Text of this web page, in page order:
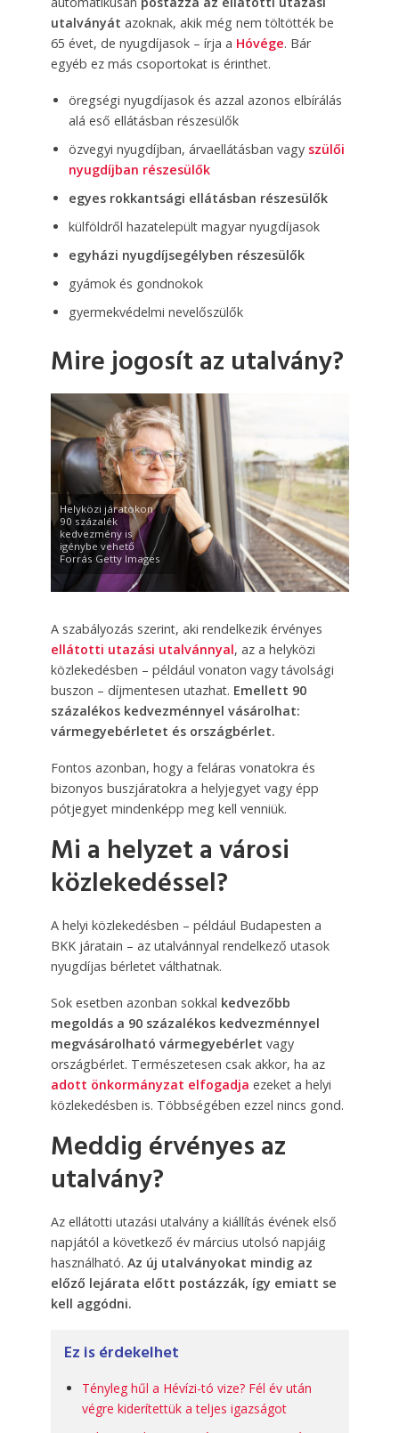
utalványát azoknak, akik még nem töltötték be
65 évet, de nyugdíjasok – írja a Hóvége. Bár
egyéb ez más csoportokat is érinthet.
öregségi nyugdíjasok és azzal azonos elbírálás
alá eső ellátásban részesülők
özvegyi nyugdíjban, árvaellátásban vagy szülői
nyugdíjban részesülők
egyes rokkantsági ellátásban részesülők
külföldről hazatelepült magyar nyugdíjasok
egyházi nyugdíjsegélyben részesülők
gyámok és gondnokok
gyermekvédelmi nevelőszülők
Mire jogosít az utalvány?
Helyközi járatokon
90 százalék
kedvezmény is
igénybe vehető
Forrás Getty Images
A szabályozás szerint, aki rendelkezik érvényes
ellátotti utazási utalvánnyal, az a helyközi
közlekedésben – például vonaton vagy távolsági
buszon – díjmentesen utazhat. Emellett 90
százalékos kedvezménnyel vásárolhat:
vármegyebérletet és országbérlet.
Fontos azonban, hogy a feláras vonatokra és
bizonyos buszjáratokra a helyjegyet vagy épp
pótjegyet mindenképp meg kell venniük.
Mi a helyzet a városi
közlekedéssel?
A helyi közlekedésben – például Budapesten a
BKK járatain – az utalvánnyal rendelkező utasok
nyugdíjas bérletet válthatnak.
Sok esetben azonban sokkal kedvezőbb
megoldás a 90 százalékos kedvezménnyel
megvásárolható vármegyebérlet vagy
országbérlet. Természetesen csak akkor, ha az
adott önkormányzat elfogadja ezeket a helyi
közlekedésben is. Többségében ezzel nincs gond.
Meddig érvényes az
utalvány?
Az ellátotti utazási utalvány a kiállítás évének első
napjától a következő év március utolsó napjáig
használható. Az új utalványokat mindig az
előző lejárata előtt postázzák, így emiatt se
kell aggódni.
Ez is érdekelhet
Tényleg hűl a Hévízi-tó vize? Fél év után
végre kiderítettük a teljes igazságot